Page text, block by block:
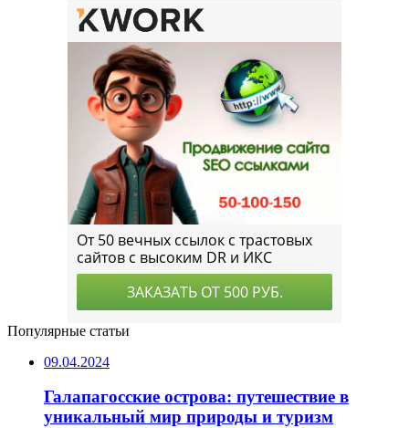
Популярные статьи
09.04.2024
Галапагосские острова: путешествие в
уникальный мир природы и туризм